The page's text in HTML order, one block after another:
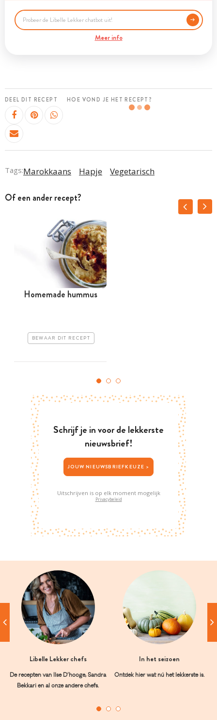
Meer info
DEEL DIT RECEPT HOE VOND JE HET RECEPT?
Tags:Marokkaans Hapje Vegetarisch
Of een ander recept?
Homemade hummus
BEWAAR DIT RECEPT
Schrijf je in voor de lekkerste
nieuwsbrief!
JOUW NIEUWSBRIEFKEUZE >
Uitschrijven is op elk moment mogelijk
Privacybeleid
Libelle Lekker chefs
De recepten van Ilse D’hooge, Sandra
Bekkari en al onze andere chefs.
In het seizoen
Ontdek hier wat nú het lekkerste is.